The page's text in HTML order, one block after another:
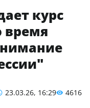
курс
время
23.03.26, 16:29 4616